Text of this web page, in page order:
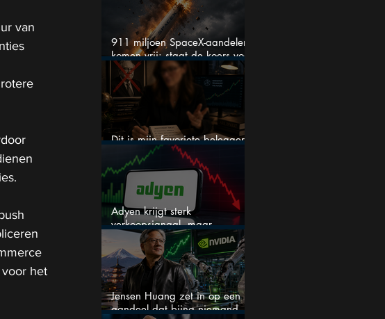
van
het
911 miljoen SpaceX-aandelen
komen vrij: staat de koers voor
een nieuwe crash?
Dit is mijn favoriete belegger…
en het is niet Warren Buffett
Adyen krijgt sterk
verkoopsignaal, maar
analisten zien juist een
koopkans
Jensen Huang zet in op een
aandeel dat bijna niemand